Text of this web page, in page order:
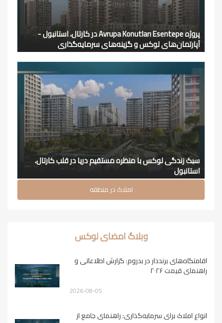
پروژه Avrupa Konutları Esentepe در کارتال، استانبول -
آپارتمان‌های لوکس و گزینه‌های سرمایه‌گذاری
سبک زندگی لوکس با منظره مستقیم دریا در قلب کارتال،
استانبول
املاک در منطقه
وبلاگ امضای لوکس
اقامتگاه‌های برنددار در بدروم: گزارش اطلاعاتی و
راهنمای قیمت ۲۰۲۶
2026-08-05
انواع املاک برای سرمایه‌گذاری: راهنمای جامع از